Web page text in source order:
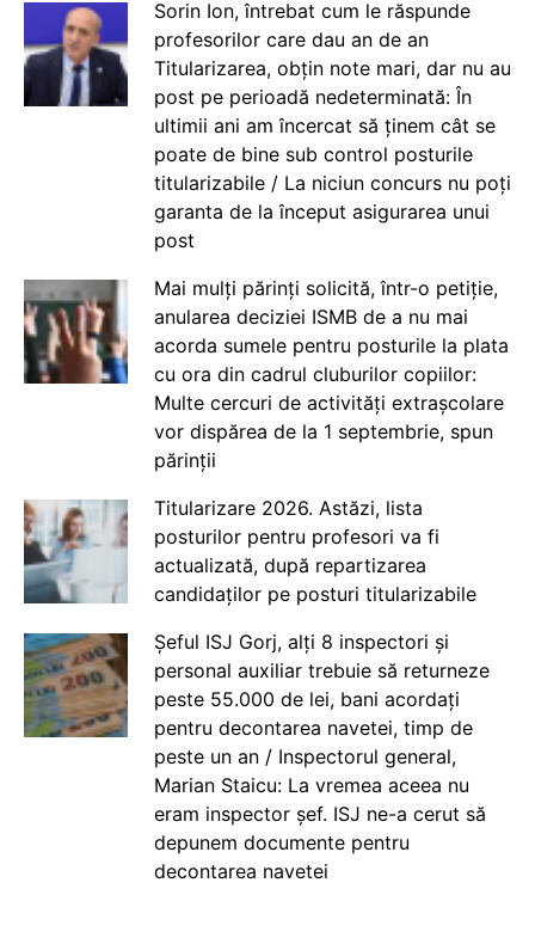
Sorin Ion, întrebat cum le răspunde
profesorilor care dau an de an
Titularizarea, obțin note mari, dar nu au
post pe perioadă nedeterminată: În
ultimii ani am încercat să ținem cât se
poate de bine sub control posturile
titularizabile / La niciun concurs nu poți
garanta de la început asigurarea unui
post
Mai mulți părinți solicită, într-o petiție,
anularea deciziei ISMB de a nu mai
acorda sumele pentru posturile la plata
cu ora din cadrul cluburilor copiilor:
Multe cercuri de activități extrașcolare
vor dispărea de la 1 septembrie, spun
părinții
Titularizare 2026. Astăzi, lista
posturilor pentru profesori va fi
actualizată, după repartizarea
candidaților pe posturi titularizabile
Șeful ISJ Gorj, alți 8 inspectori și
personal auxiliar trebuie să returneze
peste 55.000 de lei, bani acordați
pentru decontarea navetei, timp de
peste un an / Inspectorul general,
Marian Staicu: La vremea aceea nu
eram inspector șef. ISJ ne-a cerut să
depunem documente pentru
decontarea navetei